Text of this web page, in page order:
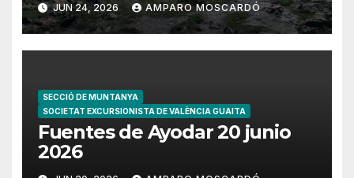
JUN 24, 2026 AMPARO MOSCARDÓ
SECCIÓ DE MUNTANYA
SOCIETAT EXCURSIONISTA DE VALÈNCIA GUAITA
Fuentes de Ayodar 20 junio
2026